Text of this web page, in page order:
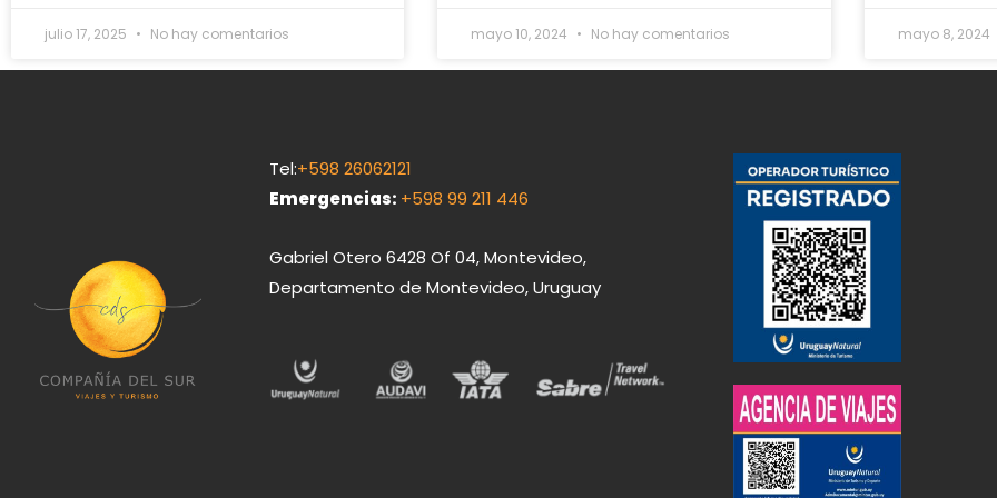
julio 17, 2025 No hay comentarios mayo 10, 2024 No hay comentarios mayo 8, 2024
Tel:+598 26062121
Emergencias: +598 99 211 446
Gabriel Otero 6428 Of 04, Montevideo,
Departamento de Montevideo, Uruguay